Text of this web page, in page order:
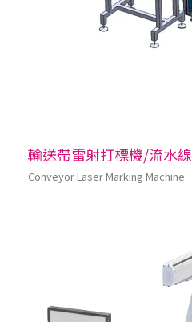
輸送帶雷射打標機/流水線
Conveyor Laser Marking Machine